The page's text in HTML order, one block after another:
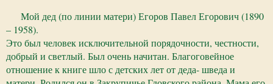
Мой дед (по линии матери) Егоров Павел Егорович (1890
– 1958).
Это был человек исключительной порядочности, честности,
добрый и светлый. Был очень начитан. Благоговейное
отношение к книге шло с детских лет от деда- шведа и